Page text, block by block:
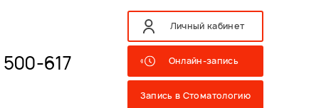
500-617
Личный кабинет
Онлайн-запись
Запись в Стоматологию